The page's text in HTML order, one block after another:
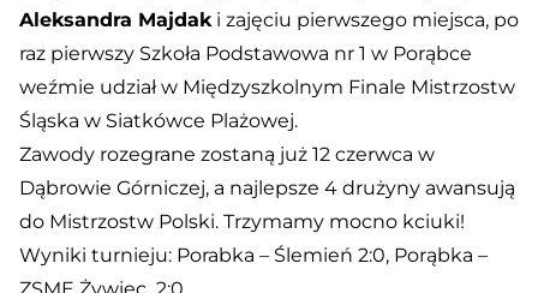
Aleksandra Majdaki zajęciu pierwszego miejsca, po
raz pierwszy Szkoła Podstawowa nr 1 w Porąbce
weźmie udział w Międzyszkolnym Finale Mistrzostw
Śląska w Siatkówce Plażowej.
Zawody rozegrane zostaną już 12 czerwca w
Dąbrowie Górniczej, a najlepsze 4 drużyny awansują
do Mistrzostw Polski. Trzymamy mocno kciuki!
Wyniki turnieju: Porabka – Ślemień 2:0, Porąbka –